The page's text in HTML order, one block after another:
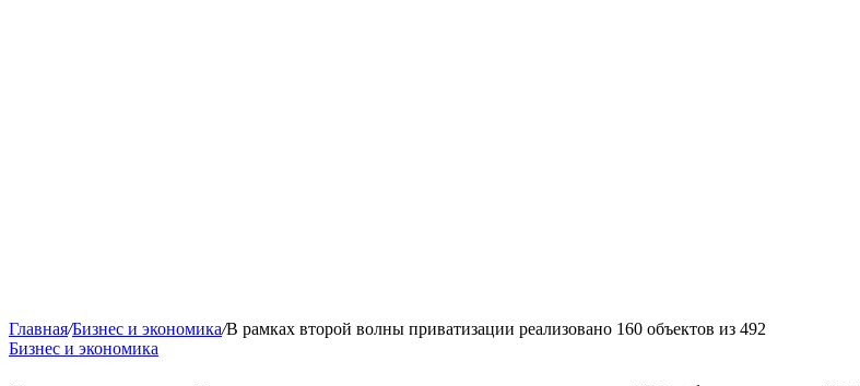
Главная/Бизнес и экономика/В рамках второй волны приватизации реализовано 160 объектов из 492
Бизнес и экономика